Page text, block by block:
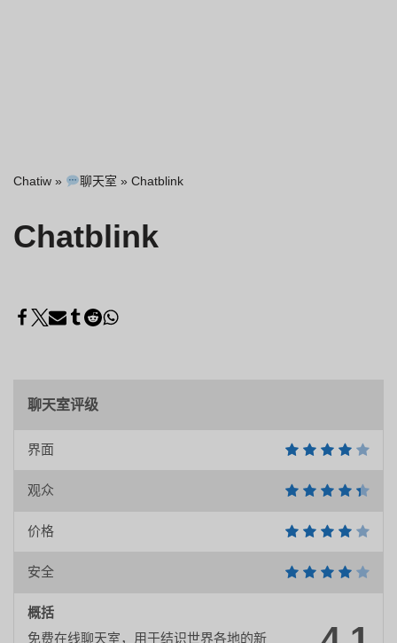
Chatiw » 聊天室 » Chatblink
Chatblink
聊天室评级
界面
观众
价格
安全
概括
免费在线聊天室，用于结识世界各地的新